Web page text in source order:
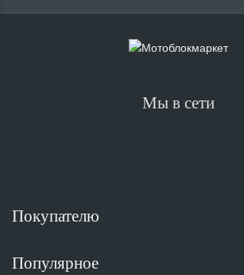
Мы в сети
Покупателю
Популярное